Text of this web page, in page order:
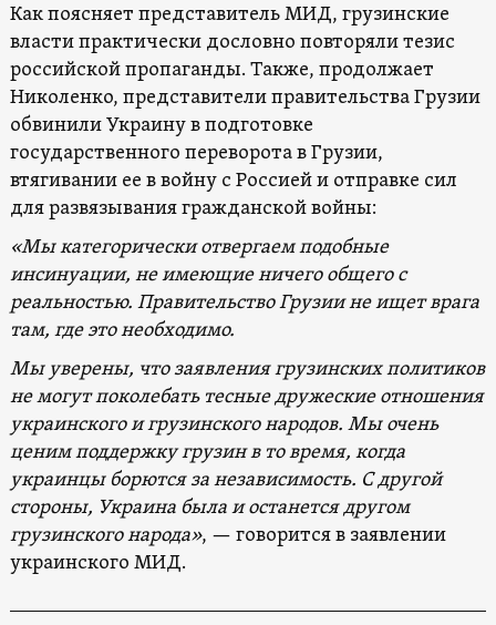
Как поясняет представитель МИД, грузинские
власти практически дословно повторяли тезис
российской пропаганды. Также, продолжает
Николенко, представители правительства Грузии
обвинили Украину в подготовке
государственного переворота в Грузии,
втягивании ее в войну с Россией и отправке сил
для развязывания гражданской войны:
«Мы категорически отвергаем подобные
инсинуации, не имеющие ничего общего с
реальностью. Правительство Грузии не ищет врага
там, где это необходимо.
Мы уверены, что заявления грузинских политиков
не могут поколебать тесные дружеские отношения
украинского и грузинского народов. Мы очень
ценим поддержку грузин в то время, когда
украинцы борются за независимость. С другой
стороны, Украина была и останется другом
грузинского народа», — говорится в заявлении
украинского МИД.